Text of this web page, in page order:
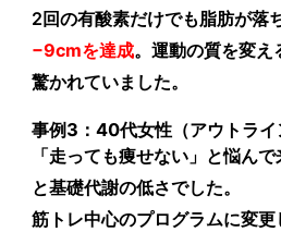
2回の有酸素だけでも脂肪が落
−9cmを達成。運動の質を変え
驚かれていました。
事例3：40代女性（アウトライ
「走っても痩せない」と悩ん
と基礎代謝の低さでした。
筋トレ中心のプログラムに変